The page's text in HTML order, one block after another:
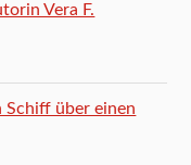
Vera F.
über einen